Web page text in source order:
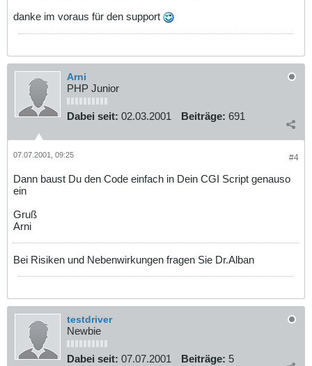
danke im voraus für den support
Arni
PHP Junior
Dabei seit: 02.03.2001 Beiträge: 691
#4
07.07.2001, 09:25
Dann baust Du den Code einfach in Dein CGI Script genauso
ein
Gruß
Arni
Bei Risiken und Nebenwirkungen fragen Sie Dr.Alban
testdriver
Newbie
Dabei seit: 07.07.2001 Beiträge: 5